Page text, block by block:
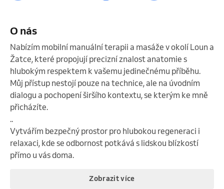
O nás
Nabízím mobilní manuální terapii a masáže v okolí Loun a
Žatce, které propojují precizní znalost anatomie s
hlubokým respektem k vašemu jedinečnému příběhu.
Můj přístup nestojí pouze na technice, ale na úvodním
dialogu a pochopení širšího kontextu, se kterým ke mně
přicházíte.
..
Vytvářím bezpečný prostor pro hlubokou regeneraci i
relaxaci, kde se odbornost potkává s lidskou blízkostí
přímo u vás doma.
Zobrazit více